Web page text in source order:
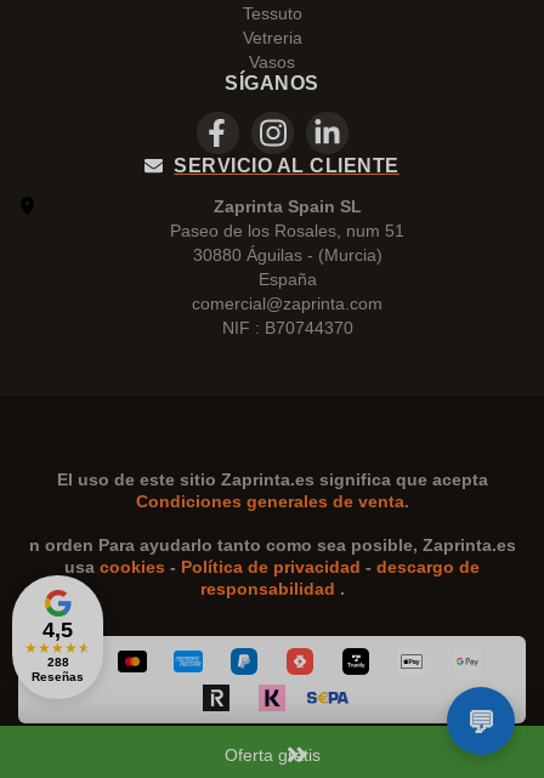
Oferta gratis
4,5
★★★★★
288
Reseñas
Tessuto
Vetreria
Vasos
SÍGANOS
SERVICIO AL CLIENTE
Zaprinta Spain SL
Paseo de los Rosales, num 51
30880 Águilas - (Murcia)
España
comercial@zaprinta.com
NIF : B70744370
El uso de este sitio Zaprinta.es significa que acepta
Condiciones generales de venta.
n orden Para ayudarlo tanto como sea posible, Zaprinta.es
usa cookies - Política de privacidad - descargo de
responsabilidad .